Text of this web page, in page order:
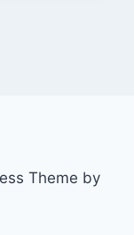
Theme by